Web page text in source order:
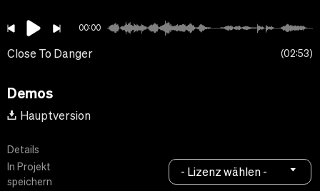
00:00
Close To Danger 02:53
Demos
Hauptversion
Details
In Projekt
speichern
- Lizenz wählen -